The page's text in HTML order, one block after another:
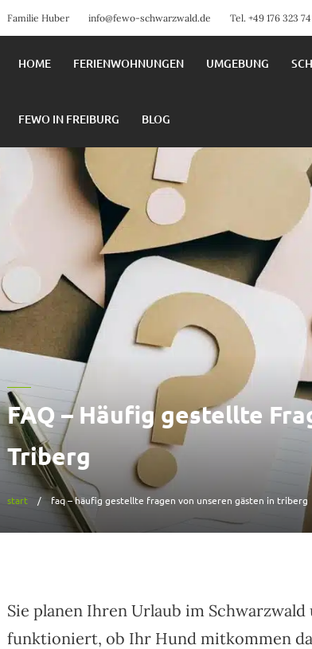
Familie Huber info@fewo-schwarzwald.de Tel. +49 176 323
HOME FERIENWOHNUNGEN UMGEBUNG
FEWO IN FREIBURG BLOG
FAQ – Häufig gestellte
Triberg
start faq – häufig gestellte fragen von unseren gästen in triberg
Sie planen Ihren Urlaub im
funktioniert, ob Ihr Hund mitkommen